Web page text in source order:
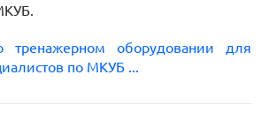
тренажерном оборудовании для
по МКУБ ...